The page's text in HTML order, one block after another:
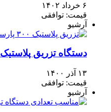
۶ خرداد ۱۴۰۲
قیمت: توافقی
آرشیو
دستگاه تزریق پلاستیک ۳۰۰ پارسیان
۱۳ آذر ۱۴۰۰
قیمت: توافقی
آرشیو